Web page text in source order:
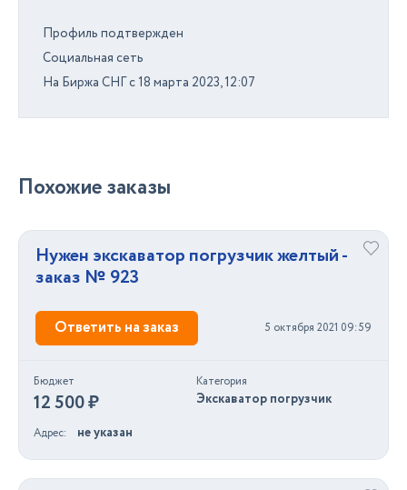
Профиль подтвержден
Социальная сеть
На Биржа СНГ с 18 марта 2023, 12:07
Похожие заказы
Нужен экскаватор погрузчик желтый -
заказ № 923
Ответить на заказ 5 октября 2021 09:59
Бюджет
12 500 ₽
Категория
Экскаватор погрузчик
Адрес не указан